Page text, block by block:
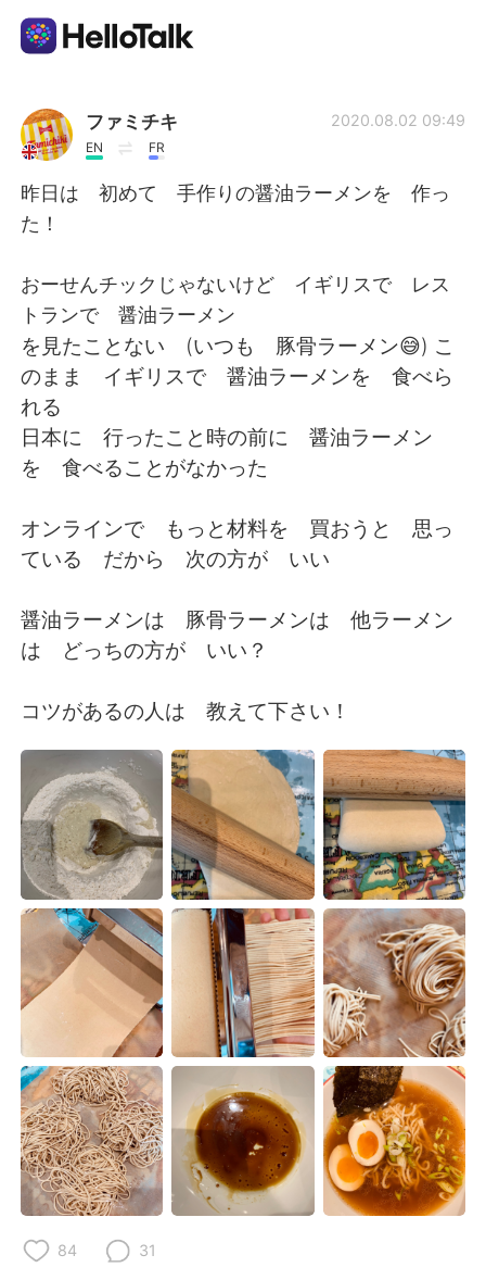
Sprachaustausch-App
AI Grammar Checker
Deutsch
English 简体中文
繁體中文 Español
العربية Français
Русский ไทย
Türkçe Tiếng Việt
Português
ファミチキ
EN FR
2020.08.02 09:49
昨日は 初めて 手作りの醤油ラーメンを 作っ
た！
おーせんチックじゃないけど イギリスで レス
トランで 醤油ラーメン
を見たことない (いつも 豚骨ラーメン😅) こ
のまま イギリスで 醤油ラーメンを 食べら
れる
日本に 行ったこと時の前に 醤油ラーメン
を 食べることがなかった
オンラインで もっと材料を 買おうと 思っ
ている だから 次の方が いい
醤油ラーメンは 豚骨ラーメンは 他ラーメン
は どっちの方が いい？
コツがあるの人は 教えて下さい！
84 31